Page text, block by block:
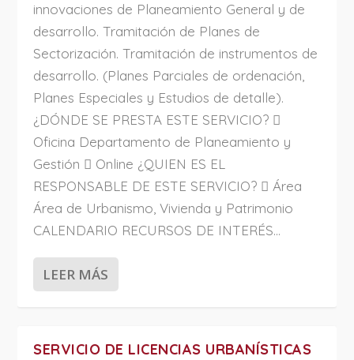
innovaciones de Planeamiento General y de
desarrollo. Tramitación de Planes de
Sectorización. Tramitación de instrumentos de
desarrollo. (Planes Parciales de ordenación,
Planes Especiales y Estudios de detalle).
¿DÓNDE SE PRESTA ESTE SERVICIO? 
Oficina Departamento de Planeamiento y
Gestión  Online ¿QUIEN ES EL
RESPONSABLE DE ESTE SERVICIO?  Área
Área de Urbanismo, Vivienda y Patrimonio
CALENDARIO RECURSOS DE INTERÉS...
LEER MÁS
SERVICIO DE LICENCIAS URBANÍSTICAS